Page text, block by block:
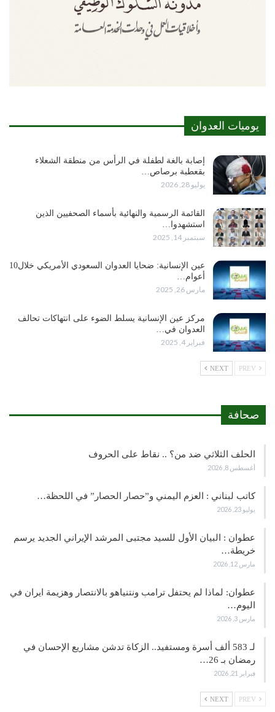
يوميات العدوان
إصابة بالغة لطفلة في الرأس من منطقة الشعلاء
بقعطبة برصاص…
يوليو 28, 2026
القائمة الرسمية والنهائية بأسماء الصحفيين الذين
استشهدوا…
سبتمبر 14, 2025
عين الإنسانية: ضحايا العدوان السعودي الأمريكي خلال10
أعوام…
مارس 26, 2025
مركز عين الإنسانية يسلط الضوء على انتهاكات تحالف
العدوان في…
فبراير 4, 2025
NEXT
صحافة
الحلف الثلاثي ضد من؟ .. نقاط على الحروف
أغسطس 8, 2026
كاتب لبناني : العزم اليمني و”حصار الحصار” في اللحظة…
يوليو 23, 2026
عطوان : البيان الأول للسيد مجتبى المرشد الإيراني الجديد يرسم
خريطة…
مارس 12, 2026
عطوان: لماذا لم يحتفل ترامب ونتنياهو بالانتصار وهزيمة ايران في
اليوم…
مارس 3, 2026
لـ 583 ألف أسرة ومستفيد.. الزكاة تدشن مشاريع الإحسان في
رمضان بـ 26…
فبراير 21, 2026
NEXT